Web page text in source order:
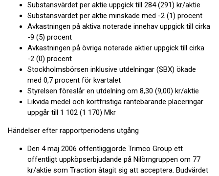
Substansvärdet per aktie uppgick till 284 (291) kr/aktie
Substansvärdet per aktie minskade med -2 (1) procent
Avkastningen på aktiva noterade innehav uppgick till cirka
-9 (5) procent
Avkastningen på övriga noterade aktier uppgick till cirka
-2 (0) procent
Stockholmsbörsen inklusive utdelningar (SBX) ökade
med 0,7 procent för kvartalet
Styrelsen föreslår en utdelning om 8,30 (9,00) kr/aktie
Likvida medel och kortfristiga räntebärande placeringar
uppgår till 1 102 (1 170) Mkr
Händelser efter rapportperiodens utgång
Den 4 maj 2006 offentliggjorde Trimco Group ett
offentligt uppköpserbjudande på Nilörngruppen om 77
kr/aktie som Traction åtagit sig att acceptera. Budvärdet